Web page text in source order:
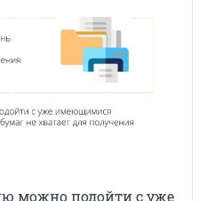
можно подойти с уже